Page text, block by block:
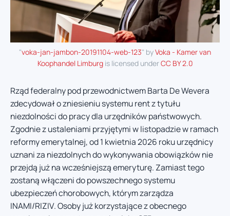
"voka-jan-jambon-20191104-web-123" byVoka - Kamer van
Koophandel Limburgis licensed underCC BY 2.0
Rząd federalny pod przewodnictwem Barta De Wevera
zdecydował o zniesieniu systemu rent z tytułu
niezdolności do pracy dla urzędników państwowych.
Zgodnie z ustaleniami przyjętymi w listopadzie w ramach
reformy emerytalnej, od 1 kwietnia 2026 roku urzędnicy
uznani za niezdolnych do wykonywania obowiązków nie
przejdą już na wcześniejszą emeryturę. Zamiast tego
zostaną włączeni do powszechnego systemu
ubezpieczeń chorobowych, którym zarządza
INAMI/RIZIV. Osoby już korzystające z obecnego